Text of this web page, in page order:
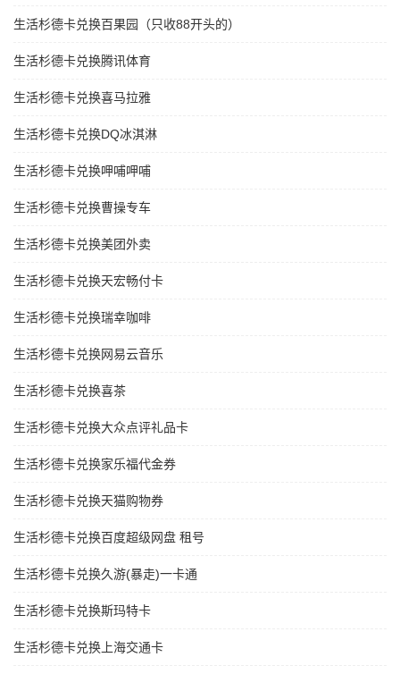
生活杉德卡兑换百果园（只收88开头的）
生活杉德卡兑换腾讯体育
生活杉德卡兑换喜马拉雅
生活杉德卡兑换DQ冰淇淋
生活杉德卡兑换呷哺呷哺
生活杉德卡兑换曹操专车
生活杉德卡兑换美团外卖
生活杉德卡兑换天宏畅付卡
生活杉德卡兑换瑞幸咖啡
生活杉德卡兑换网易云音乐
生活杉德卡兑换喜茶
生活杉德卡兑换大众点评礼品卡
生活杉德卡兑换家乐福代金券
生活杉德卡兑换天猫购物券
生活杉德卡兑换百度超级网盘 租号
生活杉德卡兑换久游(暴走)一卡通
生活杉德卡兑换斯玛特卡
生活杉德卡兑换上海交通卡